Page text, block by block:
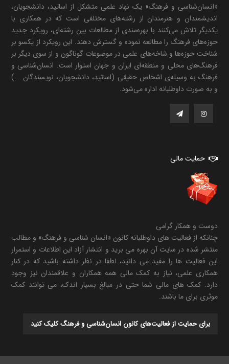
«انسان‌شناسی و فرهنگ» یک نهاد علمی متشکل از اساتید، دانشجویان،
اندیشمندان و هنرمندان از رشته‌های مختلفی است که در همکاری با
یکدیگر تلاش می‌کنند با بهره‌مندی از مطالعات بین رشته‌ای، رویکرد جدید
حوزه‌های فرهنگ را مطالعه نموده و گسترش دهند. این رویکرد از یکسو بر
شناخت حوزه‌ها و شاخه‌های علمی در موضوعات گوناگون و از سوی دیگر بر
فرهنگ‌های محلی و منطقه‌ای ایران و جهان استوار است. انسان‌شناسی و
فرهنگ به وسیله‌ی اشخاص حقیقی (اساتید، دانشجویان، نویسندگان ...)
و به صورت داوطلبانه اداره می‌شود.
حمایت مالی
دوست و همکار گرامی
چنانکه از فعالیت های داوطلبانه کانون «انسان شناسی و فرهنگ» و مطالب
منتشر شده در سایت آن بهره می برید و انتشار آزاد این اطلاعات و استمرار
این فعالیت ها را مفید می دانید، لطفا در نظر داشته باشید که در کنار
همکاری علمی، نیاز به کمک مالی همه همکاران و علاقمندان نیز وجود
دارد. کمک های مالی شما حتی در مبالغ بسیار اندک، می توانند کمک
موثری برای ما باشند.
برای حمایت از فعالیت‌های کانون انسان‌شناسی و فرهنگ کلیک کنید